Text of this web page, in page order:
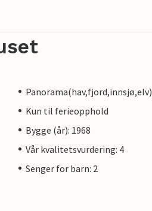
Panorama(hav,fjord,innsjø,elv)
Kun til ferieopphold
Bygge (år): 1968
Vår kvalitetsvurdering: 4
Senger for barn: 2